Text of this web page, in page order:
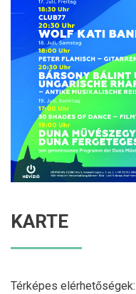
KARTE
Térképes elérhetőségek: